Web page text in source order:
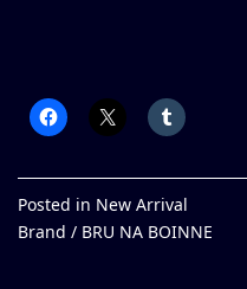
Posted in New Arrival
Brand / BRU NA BOINNE